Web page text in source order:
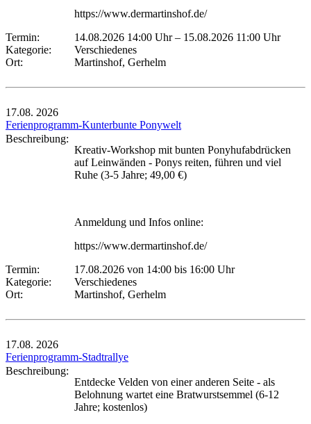
https://www.dermartinshof.de/
Termin:
14.08.2026 14:00 Uhr– 15.08.2026 11:00 Uhr
Kategorie:
Verschiedenes
Ort:
Martinshof, Gerhelm
17.08. 2026
Ferienprogramm-Kunterbunte Ponywelt
Beschreibung:
Kreativ-Workshop mit bunten Ponyhufabdrücken
auf Leinwänden - Ponys reiten, führen und viel
Ruhe (3-5 Jahre; 49,00 €)
Anmeldung und Infos online:
https://www.dermartinshof.de/
Termin:
17.08.2026 von 14:00 bis 16:00 Uhr
Kategorie:
Verschiedenes
Ort:
Martinshof, Gerhelm
17.08. 2026
Ferienprogramm-Stadtrallye
Beschreibung:
Entdecke Velden von einer anderen Seite - als
Belohnung wartet eine Bratwurstsemmel (6-12
Jahre; kostenlos)